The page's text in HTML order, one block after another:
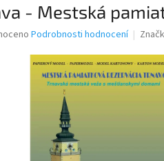
- Mestská
Podrobnosti hodnocení